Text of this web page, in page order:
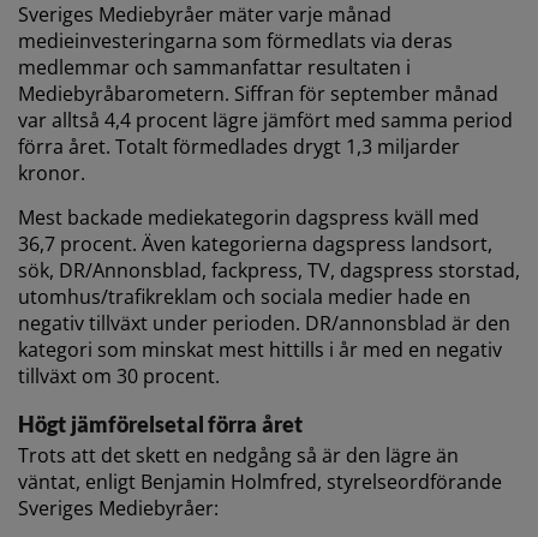
Sveriges Mediebyråer mäter varje månad
medieinvesteringarna som förmedlats via deras
medlemmar och sammanfattar resultaten i
Mediebyråbarometern. Siffran för september månad
var alltså 4,4 procent lägre jämfört med samma period
förra året. Totalt förmedlades drygt 1,3 miljarder
kronor.
Mest backade mediekategorin dagspress kväll med
36,7 procent. Även kategorierna dagspress landsort,
sök, DR/Annonsblad, fackpress, TV, dagspress storstad,
utomhus/trafikreklam och sociala medier hade en
negativ tillväxt under perioden. DR/annonsblad är den
kategori som minskat mest hittills i år med en negativ
tillväxt om 30 procent.
Högt jämförelsetal förra året
Trots att det skett en nedgång så är den lägre än
väntat, enligt Benjamin Holmfred, styrelseordförande
Sveriges Mediebyråer: